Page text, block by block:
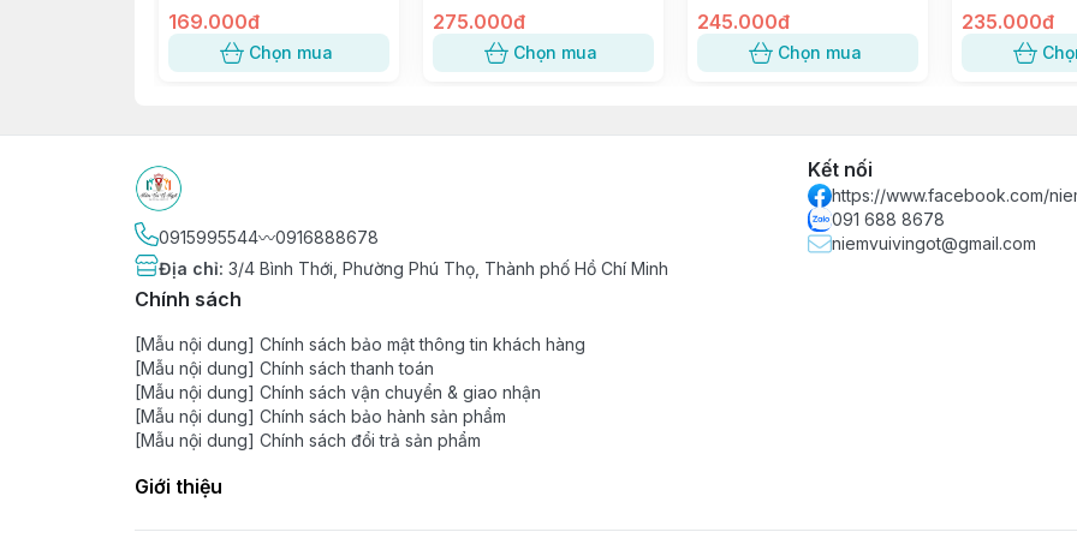
🏬 Có cửa hàng & kho hàng sẵn, cung ứng nhanh chóng
🏭 Hàng nhập trực tiếp từ nhà máy uy tín, không qua trung gian
Xoài ~ W120, 8117, 117-8
169.000đ
Chọn mua
SỐ 5
275.000đ
Chọn mua
SỐ 3
245.000đ
Chọn mua
Lan Trứng
Bánh Bao
235.000đ
0915995544〰️0916888678
Địa chỉ: 3/4 Bình Thới, Phường Phú Thọ, Thành phố Hồ Chí Minh
Kết nối
https://www.facebook.com/
091 688 8678
niemvuivingot@gmail.com
Chính sách
[Mẫu nội dung] Chính sách bảo mật thông tin khách hàng
[Mẫu nội dung] Chính sách thanh toán
[Mẫu nội dung] Chính sách vận chuyển & giao nhận
[Mẫu nội dung] Chính sách bảo hành sản phẩm
[Mẫu nội dung] Chính sách đổi trả sản phẩm
Giới thiệu